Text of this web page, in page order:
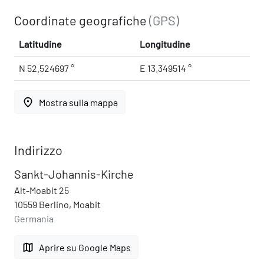
Coordinate geografiche(GPS)
Latitudine Longitudine
N 52.524697 ° E 13.349514 °
place Mostra sulla mappa
Indirizzo
Sankt-Johannis-Kirche
Alt-Moabit 25
10559 Berlino, Moabit
Germania
map Aprire su Google Maps